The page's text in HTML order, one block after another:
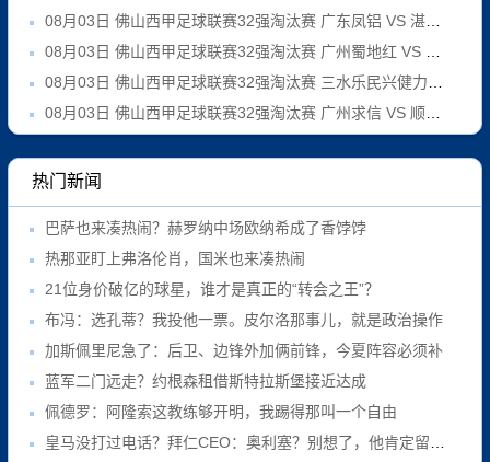
08月03日 佛山西甲足球联赛32强淘汰赛 广东凤铝 VS 湛江八部科技 全场录像
08月03日 佛山西甲足球联赛32强淘汰赛 广州蜀地红 VS 广州戴拿模 全场录像
08月03日 佛山西甲足球联赛32强淘汰赛 三水乐民兴健力宝 VS 中国澳门澳科精英 全场录像
08月03日 佛山西甲足球联赛32强淘汰赛 广州求信 VS 顺德新青年 全场录像
热门新闻
巴萨也来凑热闹？赫罗纳中场欧纳希成了香饽饽
热那亚盯上弗洛伦肖，国米也来凑热闹
21位身价破亿的球星，谁才是真正的“转会之王”？
布冯：选孔蒂？我投他一票。皮尔洛那事儿，就是政治操作
加斯佩里尼急了：后卫、边锋外加俩前锋，今夏阵容必须补
蓝军二门远走？约根森租借斯特拉斯堡接近达成
佩德罗：阿隆索这教练够开明，我踢得那叫一个自由
皇马没打过电话？拜仁CEO：奥利塞？别想了，他肯定留队！